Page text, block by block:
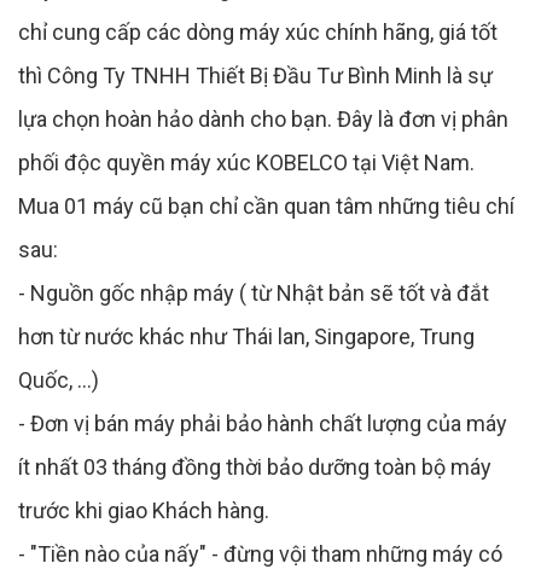
chỉ cung cấp các dòng máy xúc chính hãng, giá tốt
thì Công Ty TNHH Thiết Bị Đầu Tư Bình Minh là sự
lựa chọn hoàn hảo dành cho bạn. Đây là đơn vị phân
phối độc quyền máy xúc KOBELCO tại Việt Nam.
Mua 01 máy cũ bạn chỉ cần quan tâm những tiêu chí
sau:
- Nguồn gốc nhập máy ( từ Nhật bản sẽ tốt và đắt
hơn từ nước khác như Thái lan, Singapore, Trung
Quốc, ...)
- Đơn vị bán máy phải bảo hành chất lượng của máy
ít nhất 03 tháng đồng thời bảo dưỡng toàn bộ máy
trước khi giao Khách hàng.
- "Tiền nào của nấy" - đừng vội tham những máy có